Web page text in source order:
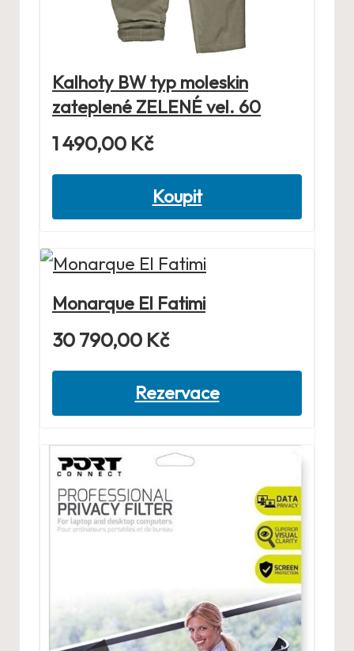
Kalhoty BW typ moleskin
zateplené ZELENÉ vel. 60
1 490,00 Kč
Koupit
Monarque El Fatimi
30 790,00 Kč
Rezervace